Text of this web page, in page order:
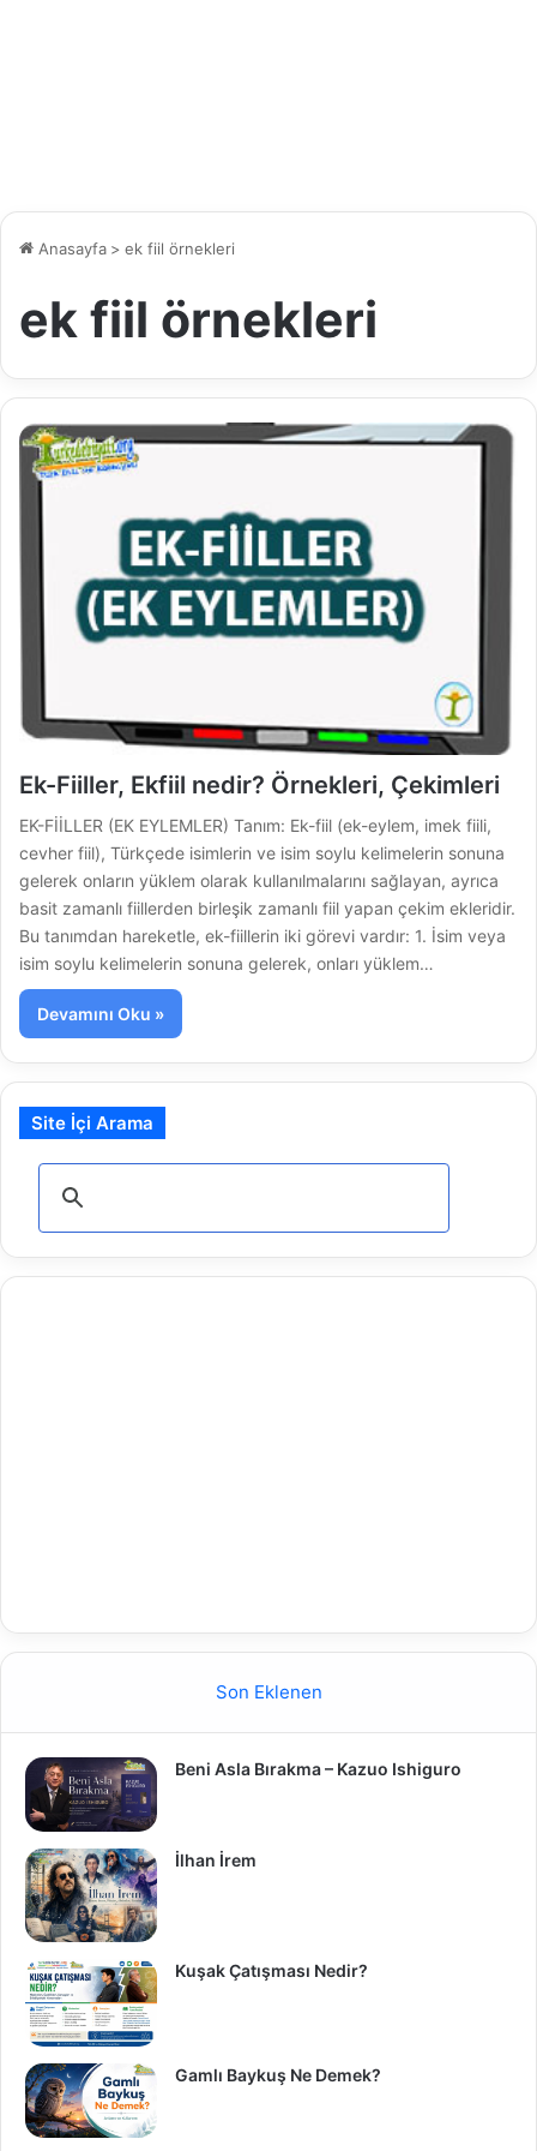
Anasayfa > ek fiil örnekleri
ek fiil örnekleri
Ek-Fiiller, Ekfiil nedir? Örnekleri, Çekimleri
EK-FİİLLER (EK EYLEMLER) Tanım: Ek-fiil (ek-eylem, imek fiili,
cevher fiil), Türkçede isimlerin ve isim soylu kelimelerin sonuna
gelerek onların yüklem olarak kullanılmalarını sağlayan, ayrıca
basit zamanlı fiillerden birleşik zamanlı fiil yapan çekim ekleridir.
Bu tanımdan hareketle, ek-fiillerin iki görevi vardır: 1. İsim veya
isim soylu kelimelerin sonuna gelerek, onları yüklem…
Devamını Oku »
Site İçi Arama
Son Eklenen
Beni Asla Bırakma – Kazuo Ishiguro
İlhan İrem
Kuşak Çatışması Nedir?
Gamlı Baykuş Ne Demek?